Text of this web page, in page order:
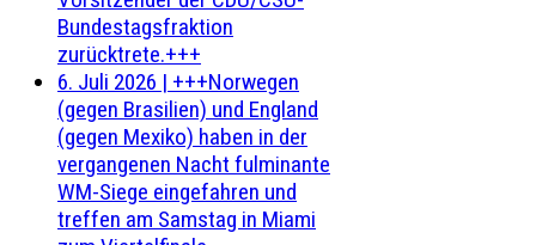
Bundestagsfraktion
zurücktrete.+++
6. Juli 2026 | +++Norwegen
(gegen Brasilien) und England
(gegen Mexiko) haben in der
vergangenen Nacht fulminante
WM-Siege eingefahren und
treffen am Samstag in Miami